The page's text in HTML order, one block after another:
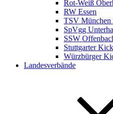
Rot-Weiß
RW Essen
TSV München
SpVgg
SSW
Stuttgarter
Würzbürger
Landesverbände